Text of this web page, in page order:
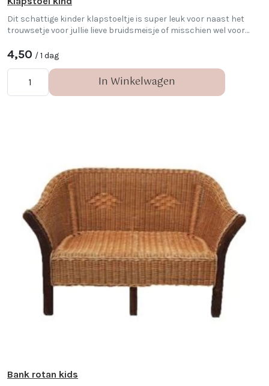
Dit schattige kinder klapstoeltje is super leuk voor naast het
trouwsetje voor jullie lieve bruidsmeisje of misschien wel voor
4,50 / 1 dag
In Winkelwagen
Bank rotan kids